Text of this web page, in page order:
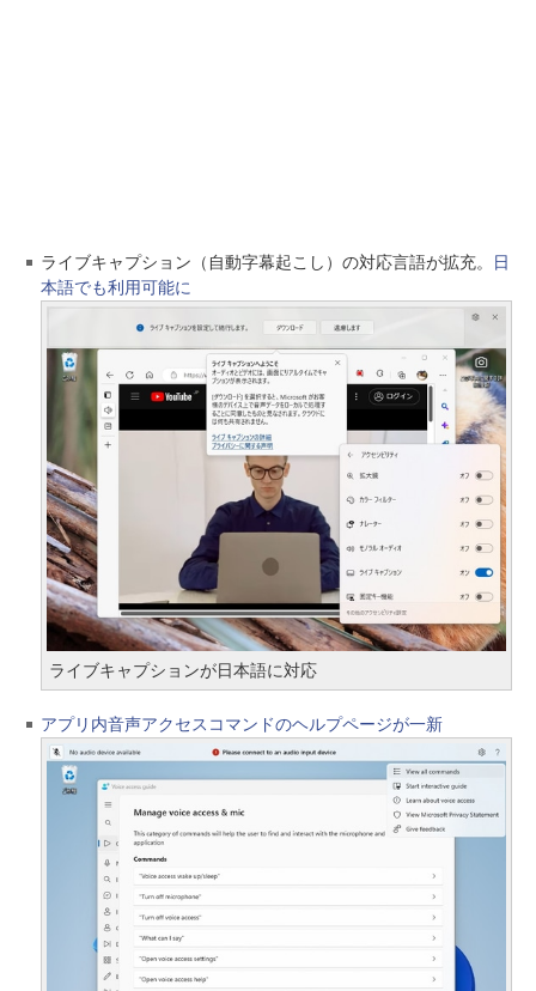
ライブキャプション（自動字幕起こし）の対応言語が拡充。
日
本語でも利用可能に
ライブキャプションが日本語に対応
アプリ内音声アクセスコマンドのヘルプページが一新